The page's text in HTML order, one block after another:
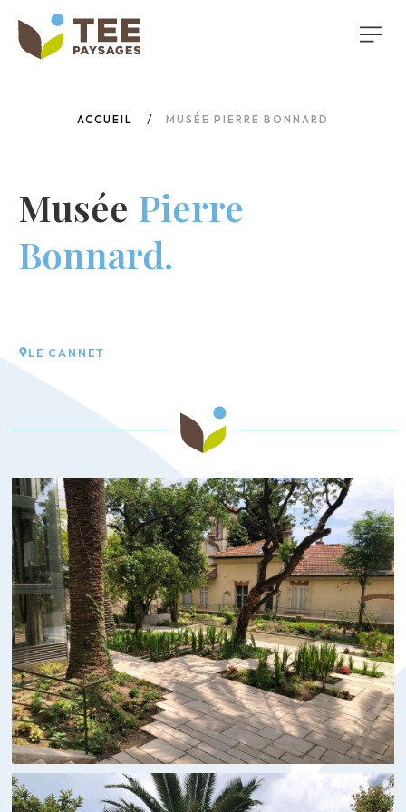
Accueil
Société
Réalisations
ACCUEIL MUSÉE PIERRE BONNARD
Musée Pierre
Bonnard.
LE CANNET